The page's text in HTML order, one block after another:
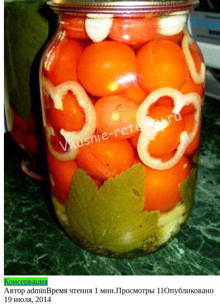
Консервация
Автор adminВремя чтения 1 мин.Просмотры 11Опубликовано
19 июля, 2014